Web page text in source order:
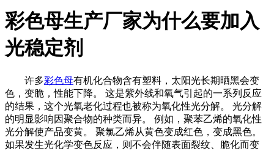
彩色母生产厂家为什么要加入
光稳定剂
许多彩色母有机化合物含有塑料，太阳光长期晒黑会变
色，变脆，性能下降。 这是紫外线和氧气引起的一系列反应
的结果，这个光氧老化过程也被称为氧化性光分解。 光分解
的明显影响因聚合物的种类而异。 例如，聚苯乙烯的氧化性
光分解使产品变黄。 聚氯乙烯从黄色变成红色，变成黑色。
如果发生光化学变色反应，则不会伴随表面裂纹、脆化而变